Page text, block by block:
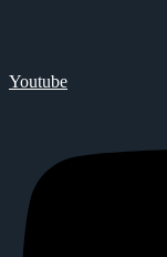
Youtube